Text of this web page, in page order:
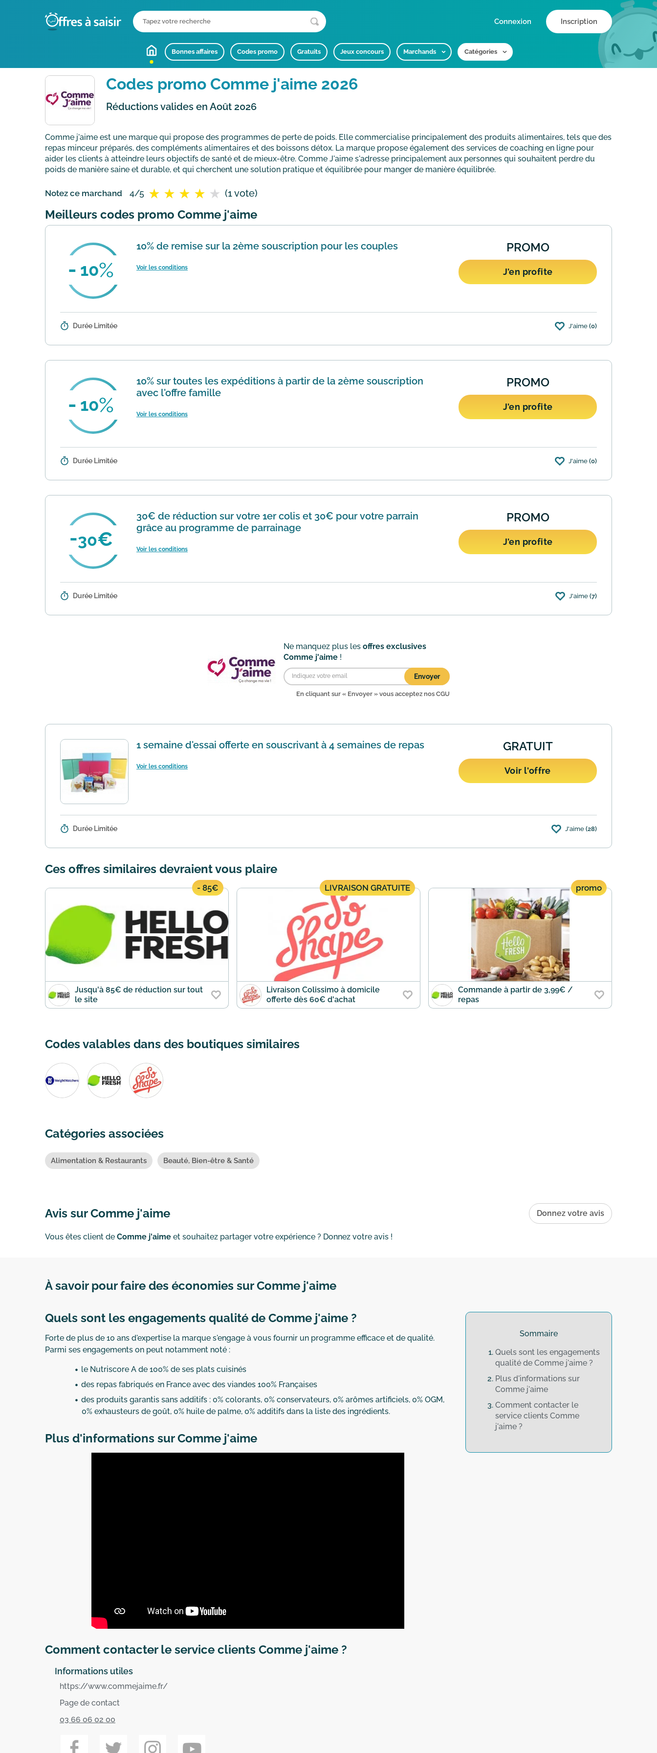
Connexion Inscription
Bonnes affaires Codes promo Gratuits Jeux concours Marchands Catégories
Codes promo Comme j'aime 2026
Réductions valides en Août 2026
Comme j'aime est une marque qui propose des programmes de perte de poids. Elle commercialise principalement des produits alimentaires, tels que des
repas minceur préparés, des compléments alimentaires et des boissons détox. La marque propose également des services de coaching en ligne pour
aider les clients à atteindre leurs objectifs de santé et de mieux-être. Comme J'aime s'adresse principalement aux personnes qui souhaitent perdre du
poids de manière saine et durable, et qui cherchent une solution pratique et équilibrée pour manger de manière équilibrée.
Notez ce marchand 4/5 (1 vote)
Meilleurs codes promo Comme j'aime
10
10% de remise sur la 2ème souscription pour les couples
Voir les conditions
PROMO
J'en profite
Détails : L’offre couple s’applique pour deux souscriptions simultanées d’un programme d’1 colis minceur minimum. Les adresses de livraison
Durée Limitée J'aime (0)
10
10% sur toutes les expéditions à partir de la 2ème souscription
avec l'offre famille
Voir les conditions
PROMO
J'en profite
Détails : L’offre famille est réservée aux membres d’un même foyer – sans limitation en nombre – et est valable pour plusieurs souscriptions
Durée Limitée J'aime (0)
30
30€ de réduction sur votre 1er colis et 30€ pour votre parrain
grâce au programme de parrainage
Voir les conditions
PROMO
J'en profite
Détails : Pour toute première souscription d’un programme d’1 colis minceur minimum, vous pouvez être parrainé(e) par un de vos proches,
Durée Limitée J'aime (7)
Ne manquez plus les offres exclusives
Comme j'aime !
Envoyer
En cliquant sur « Envoyer » vous acceptez nos CGU
1 semaine d'essai offerte en souscrivant à 4 semaines de repas
Voir les conditions
GRATUIT
Voir l'offre
Détails : Recevez 1 semaine à l’essai et en même temps 3 autres semaines. Vous testez pendant 1 semaine. Vous ne payez que 15 jours après la
Durée Limitée J'aime (28)
Ces offres similaires devraient vous plaire
- 85€
Jusqu'à 85€ de réduction sur tout
le site
LIVRAISON GRATUITE
Livraison Colissimo à domicile
offerte dès 60€ d'achat
promo
Commande à partir de 3,99€ /
repas
Codes valables dans des boutiques similaires
Catégories associées
Alimentation & Restaurants Beauté, Bien-être & Santé
Avis sur Comme j'aime Donnez votre avis
Vous êtes client de Comme j'aime et souhaitez partager votre expérience ? Donnez votre avis !
À savoir pour faire des économies sur Comme j'aime
Sommaire
Quels sont les engagements
qualité de Comme j'aime ?
Plus d'informations sur
Comme j'aime
Comment contacter le
service clients Comme
j'aime ?
Quels sont les engagements qualité de Comme j'aime ?
Forte de plus de 10 ans d'expertise la marque s'engage à vous fournir un programme efficace et de qualité.
Parmi ses engagements on peut notamment noté :
le Nutriscore A de 100% de ses plats cuisinés
des repas fabriqués en France avec des viandes 100% Françaises
des produits garantis sans additifs : 0% colorants, 0% conservateurs, 0% arômes artificiels, 0% OGM,
0% exhausteurs de goût, 0% huile de palme, 0% additifs dans la liste des ingrédients.
Plus d'informations sur Comme j'aime
Comment contacter le service clients Comme j'aime ?
Informations utiles
https://www.commejaime.fr/
Page de contact
03 66 06 02 00